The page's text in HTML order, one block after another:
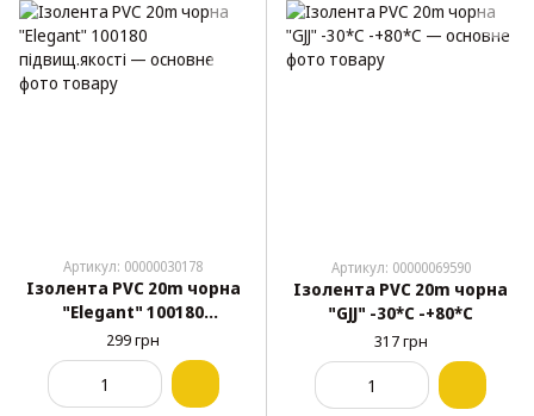
Артикул: 00000030178
Ізолента PVC 20m чорна
"Elegant" 100180
підвищ.якості
299 грн
Артикул: 00000069590
Ізолента PVC 20m чорна
"GJJ" -30*С -+80*С
317 грн